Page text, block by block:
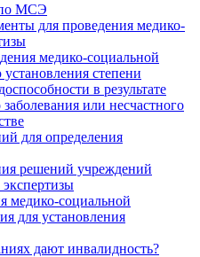
МСЭ
для проведения медико-
медико-социальной
степени
в результате
или несчастного
для определения
решений учреждений
медико-социальной
для установления
дают инвалидность?